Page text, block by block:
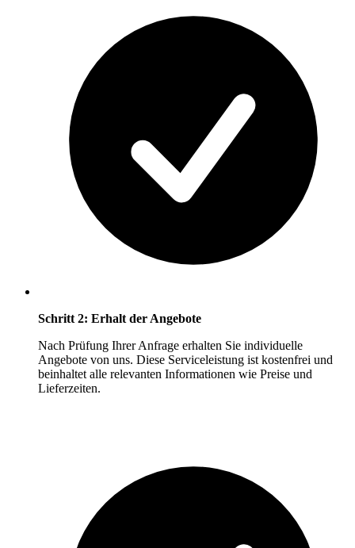
Schritt 2: Erhalt der Angebote
Nach Prüfung Ihrer Anfrage erhalten Sie individuelle
Angebote von uns. Diese Serviceleistung ist kostenfrei und
beinhaltet alle relevanten Informationen wie Preise und
Lieferzeiten.